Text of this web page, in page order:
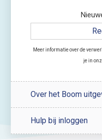
Meer informatie over de
je in
Over het Boom
Hulp bij inloggen